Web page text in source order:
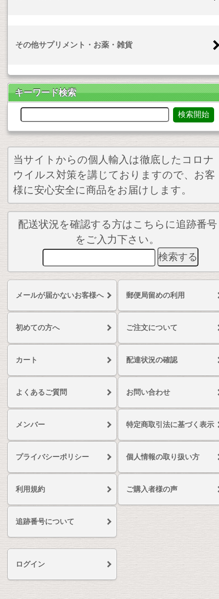
その他サプリメント・お薬・雑貨
キーワード検索
当サイトからの個人輸入は徹底したコロナ
ウイルス対策を講じておりますので、お客
様に安心安全に商品をお届けします。
配送状況を確認する方はこちらに追跡番号
をご入力下さい。
メールが届かないお客様へ 郵便局留めの利用
初めての方へ ご注文について
カート 配達状況の確認
よくあるご質問 お問い合わせ
メンバー 特定商取引法に基づく表示
プライバシーポリシー 個人情報の取り扱い方
利用規約 ご購入者様の声
追跡番号について
ログイン